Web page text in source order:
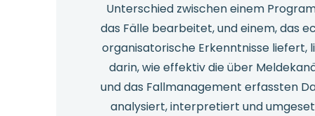
Unterschied zwischen einem
das Fälle bearbeitet, und einem, das
organisatorische Erkenntnisse liefert,
darin, wie effektiv die über
und das Fallmanagement erfassten
analysiert, interpretiert und